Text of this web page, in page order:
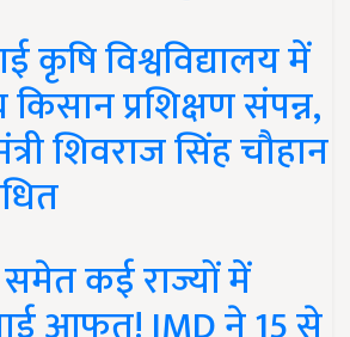
कृषि विश्वविद्यालय में
प्रशिक्षण संपन्न,
शिवराज सिंह चौहान
समेत कई राज्यों में